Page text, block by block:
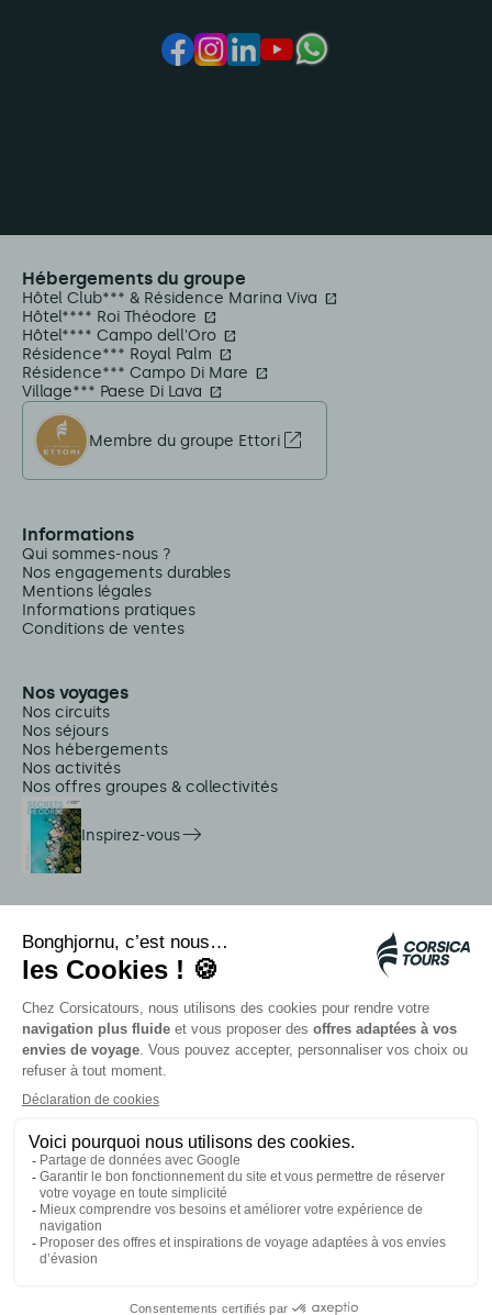
Hébergements du groupe
Hôtel Club*** & Résidence Marina Viva
Hôtel**** Roi Théodore
Hôtel**** Campo dell'Oro
Résidence*** Royal Palm
Résidence*** Campo Di Mare
Village*** Paese Di Lava
Membre du groupe Ettori
Informations
Qui sommes-nous ?
Nos engagements durables
Mentions légales
Informations pratiques
Conditions de ventes
Nos voyages
Nos circuits
Nos séjours
Nos hébergements
Nos activités
Nos offres groupes & collectivités
Inspirez-vous
Navettes Citadina
Alerte méduse
Autocars rapides bleus
Contactez nos conseillers
Nos partenaires